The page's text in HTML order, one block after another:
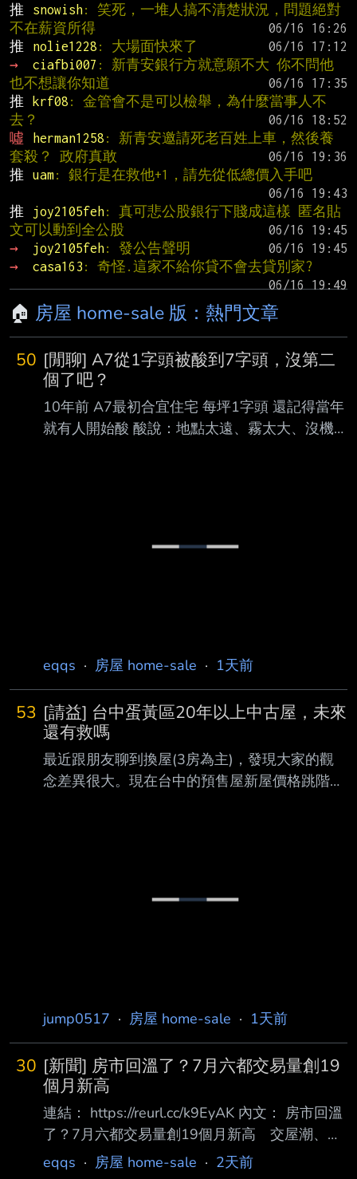
推
snowish: 笑死，一堆人搞不清楚狀況，問題絕對
不在薪資所得
推
nolie1228 : 大場面快來了
→
ciafbi007 : 新青安銀行方就意願不大 你不問他
也不想讓你知道
推
krf08 : 金管會不是可以檢舉，為什麼當事人不
去？
噓
herman1258 : 新青安邀請死老百姓上車，然後養
套殺？ 政府真敢
推
uam: 銀行是在救他+1，請先從低總價入手吧
推
joy2105feh: 真可悲公股銀行下賤成這樣 匿名貼
文可以動到全公股
→
joy2105feh: 發公告聲明
→
casa163 : 奇怪.這家不給你貸不會去貸別家?
🏠 房屋 home-sale 版：熱門文章
50 [閒聊] A7從1字頭被酸到7字頭，沒第二
個了吧？
10年前 A7最初合宜住宅 每坪1字頭 還記得當年
就有人開始酸 酸說：地點太遠、霧太大、沒機
eqqs · 房屋 home-sale · 1天前
53 [請益] 台中蛋黃區20年以上中古屋，未來
還有救嗎
最近跟朋友聊到換屋(3房為主)，發現大家的觀
念差異很大。現在台中的預售屋新屋價格跳階
jump0517 · 房屋 home-sale · 1天前
30 [新聞] 房市回溫了？7月六都交易量創19
個月新高
連結： https://reurl.cc/k9EyAK 內文： 房市回溫
了？7月六都交易量創19個月新高 交屋潮、股
市資金撐買氣 住展房屋網 更新時間 2026年8月
eqqs · 房屋 home-sale · 2天前